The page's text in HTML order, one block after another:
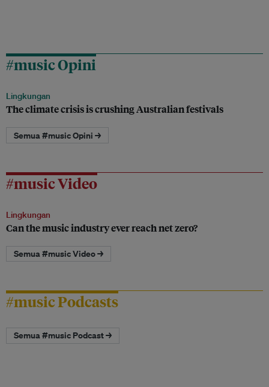
#music Opini
Lingkungan
The climate crisis is crushing Australian festivals
Semua #music Opini →
#music Video
Lingkungan
Can the music industry ever reach net zero?
Semua #music Video →
#music Podcasts
Semua #music Podcast →